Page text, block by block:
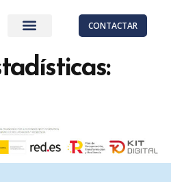
CONTACTAR